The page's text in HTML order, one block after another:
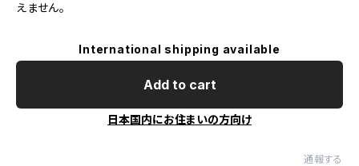
えません。
International shipping available
Add to cart
日本国内にお住まいの方向け
通報する